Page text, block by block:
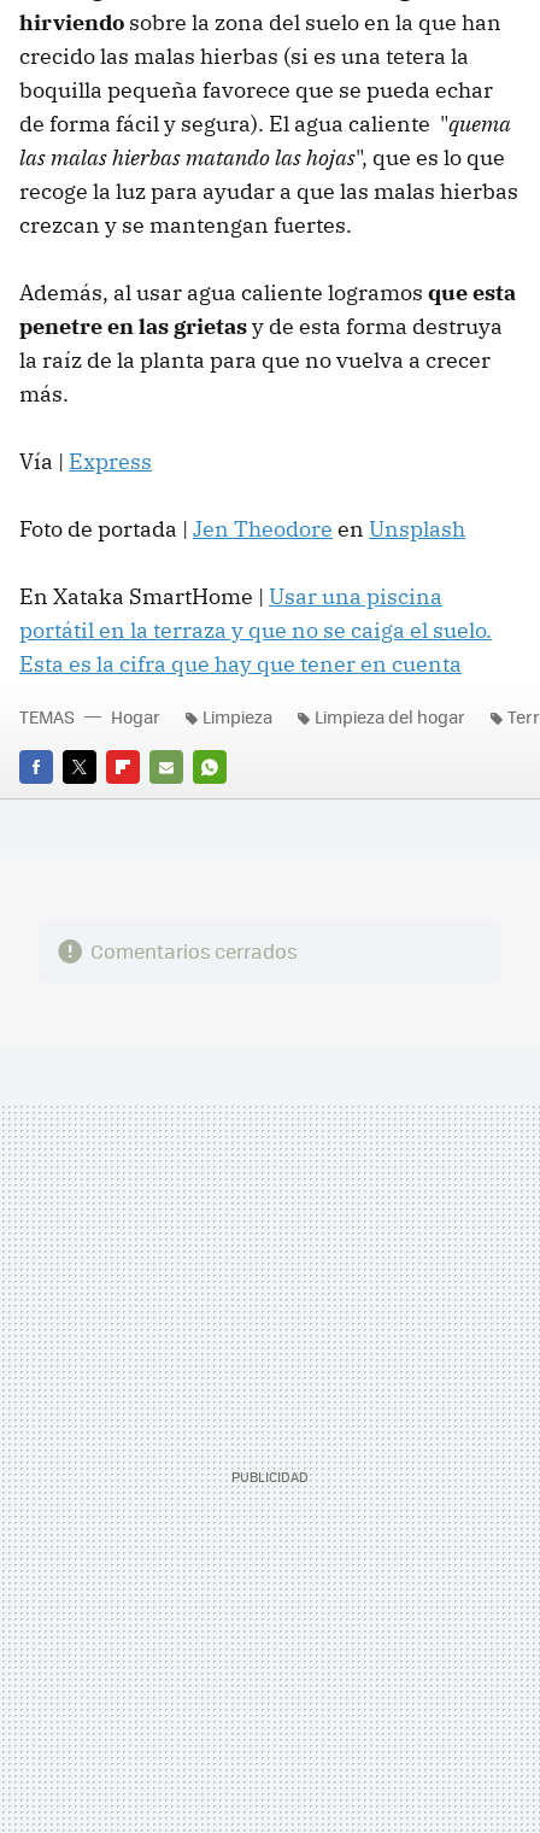
hirviendo sobre la zona del suelo en la que han
crecido las malas hierbas (si es una tetera la
boquilla pequeña favorece que se pueda echar
de forma fácil y segura). El agua caliente "quema
las malas hierbas matando las hojas", que es lo que
recoge la luz para ayudar a que las malas hierbas
crezcan y se mantengan fuertes.
Además, al usar agua caliente logramos que esta
penetre en las grietasy de esta forma destruya
la raíz de la planta para que no vuelva a crecer
más.
Vía | Express
Foto de portada | Jen Theodore en Unsplash
En Xataka SmartHome | Usar una piscina
portátil en la terraza y que no se caiga el suelo.
Esta es la cifra que hay que tener en cuenta
FACEBOOK
TWITTERFLIPBOARD
E-
WHATSAPP
TEMAS Hogar Limpieza Limpieza del hogar
Comentarios cerrados